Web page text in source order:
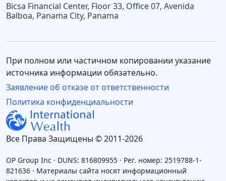
Bicsa Financial Center, Floor 33, Office 07, Avenida
Balboa, Panama City, Panama
Все Права Защищены © 2011-2026
Политика конфиденциальности
При полном или частичном копировании указание
источника информации обязательно.
Заявление об отказе от ответственности
OP Group Inc · DUNS: 816809955 · Рег. номер: 2519788-1-
821636 · Материалы сайта носят информационный